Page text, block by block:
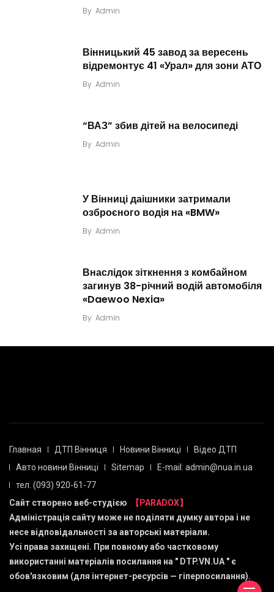
By Admin
Вінницький 45 завод за вересень
відремонтує 41 «Урал» для зони АТО
By Admin
“ВАЗ” збив дітей на велосипеді
By Admin
У Вінниці даішники затримали
озброєного водія на «BMW»
By Admin
Внаслідок зіткнення з комбайном
загинув 38-річний водій автомобіля
«Daewoo Nexia»
By Admin
Главная ДТП Вінниця Новини Вінниці
Відео ДТП
Авто новини Вінниці
Sitemap
E-mail: admin@nua.in.ua
тел. (093) 920-61-77
Сайт створено веб-студією
【PARADOX】
Адміністрація сайту може не поділяти думку автора і не
несе відповідальності за авторські матеріали.
Усі права захищені. При повному або частковому
використанні матеріалів посилання на " DTP.VN.UA " є
обов'язковим (для інтернет-ресурсів — гіперпосилання).